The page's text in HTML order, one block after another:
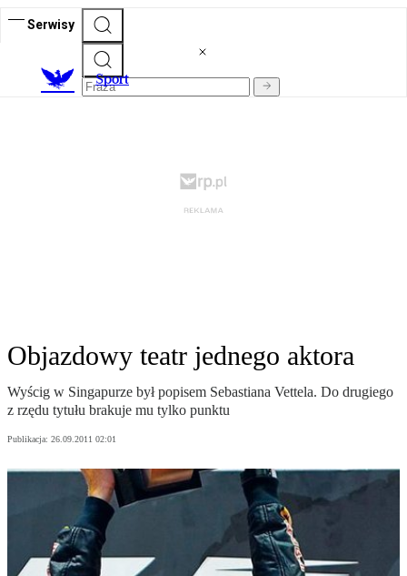
Serwisy
Sport
Objazdowy teatr jednego aktora
Wyścig w Singapurze był popisem Sebastiana Vettela. Do drugiego
z rzędu tytułu brakuje mu tylko punktu
Publikacja: 26.09.2011 02:01